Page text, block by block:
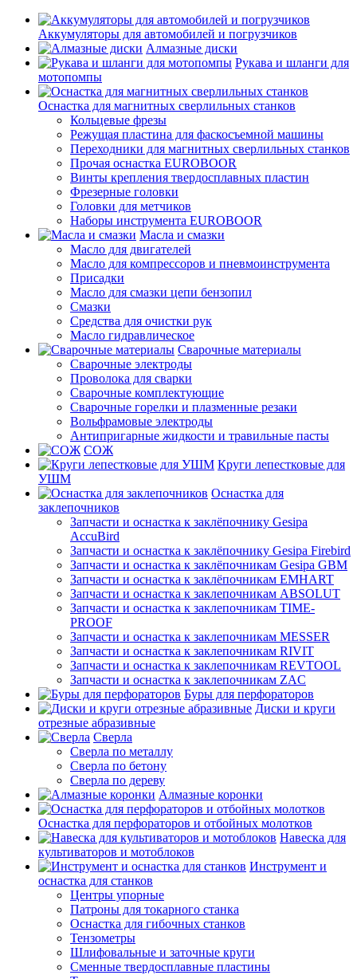
Аккумуляторы для автомобилей и погрузчиков
Алмазные диски
Рукава и шланги для
мотопомпы
Оснастка для магнитных сверлильных станков
Кольцевые фрезы
Режущая пластина для фаскосъемной машины
Переходники для магнитных сверлильных станков
Прочая оснастка EUROBOOR
Винты крепления твердосплавных пластин
Фрезерные головки
Головки для метчиков
Наборы инструмента EUROBOOR
Масла и смазки
Масло для двигателей
Масло для компрессоров и пневмоинструмента
Присадки
Масло для смазки цепи бензопил
Смазки
Средства для очистки рук
Масло гидравлическое
Сварочные материалы
Сварочные электроды
Проволока для сварки
Сварочные комплектующие
Сварочные горелки и плазменные резаки
Вольфрамовые электроды
Антипригарные жидкости и травильные пасты
СОЖ
Круги лепестковые для
УШМ
Оснастка для
заклепочников
Запчасти и оснастка к заклёпочнику Gesipa
AccuBird
Запчасти и оснастка к заклёпочнику Gesipa Firebird
Запчасти и оснастка к заклёпочникам Gesipa GBM
Запчасти и оснастка к заклёпочникам EMHART
Запчасти и оснастка к заклепочникам ABSOLUT
Запчасти и оснастка к заклепочникам TIME-
PROOF
Запчасти и оснастка к заклепочникам MESSER
Запчасти и оснастка к заклепочникам RIVIT
Запчасти и оснастка к заклепочникам REVTOOL
Запчасти и оснастка к заклепочникам ZAC
Буры для перфораторов
Диски и круги
отрезные абразивные
Сверла
Сверла по металлу
Сверла по бетону
Сверла по дереву
Алмазные коронки
Оснастка для перфораторов и отбойных молотков
Навеска для
культиваторов и мотоблоков
Инструмент и
оснастка для станков
Центры упорные
Патроны для токарного станка
Оснастка для гибочных станков
Тензометры
Шлифовальные и заточные круги
Сменные твердосплавные пластины